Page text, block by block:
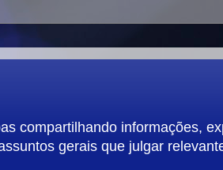
compartilhando informações,
gerais que julgar